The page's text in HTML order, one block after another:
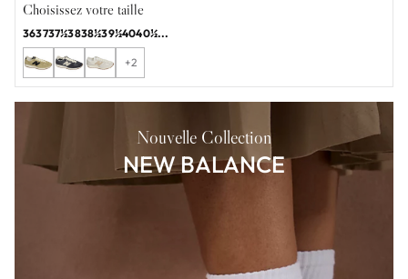
Choisissez votre taille
363737½3838½39½4040½...
+2
Nouvelle Collection
NEW BALANCE